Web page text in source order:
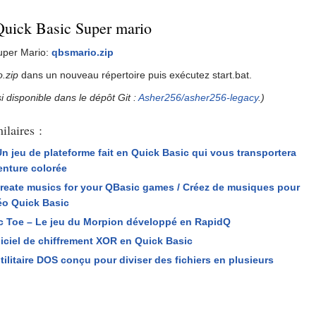
Basic Super mario
Mario: qbsmario.zip
dans un nouveau répertoire puis exécutez start.bat.
disponible dans le dépôt Git :Asher256/asher256-legacy.)
:
jeu de plateforme fait en Quick Basic qui vous transportera
colorée
musics for your QBasic games / Créez de musiques pour
Quick Basic
Toe – Le jeu du Morpion développé en RapidQ
de chiffrement XOR en Quick Basic
DOS conçu pour diviser des fichiers en plusieurs